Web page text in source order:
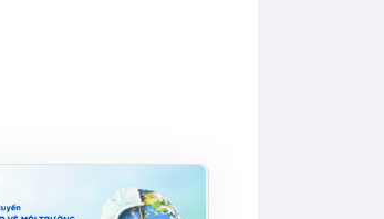
QĐ-TTg–Thuận lợi và vướng mắc
bảo vệ môi trường trong bối cảnh Covid-19 –